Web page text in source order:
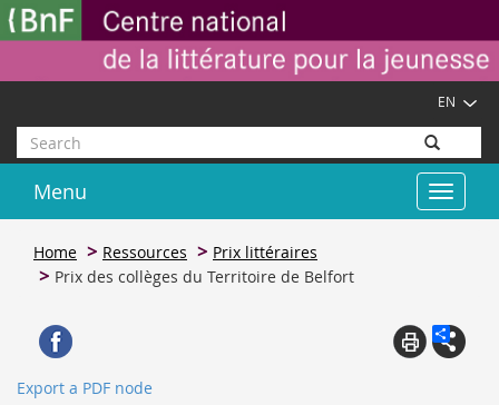
Skip
to
content
EN
Search
Toggle
Menu
Home Ressources
Prix littéraires
Prix des collèges du Territoire de Belfort
Export a PDF node
Cookies management panel